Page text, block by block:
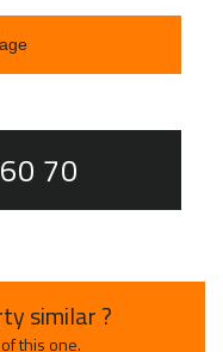
70
similar ?
this one.